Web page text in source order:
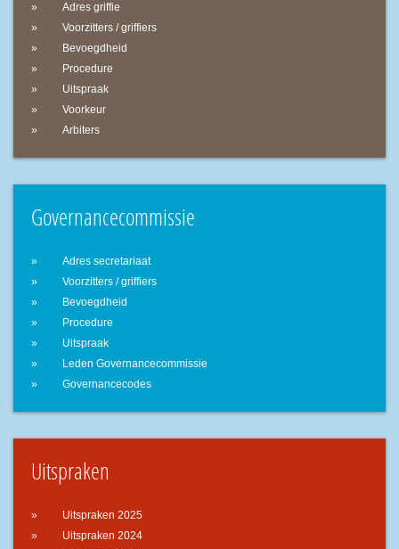
Adres griffie
Voorzitters / griffiers
Bevoegdheid
Procedure
Uitspraak
Voorkeur
Arbiters
Governancecommissie
Adres secretariaat
Voorzitters / griffiers
Bevoegdheid
Procedure
Uitspraak
Leden Governancecommissie
Governancecodes
Uitspraken
Uitspraken 2025
Uitspraken 2024